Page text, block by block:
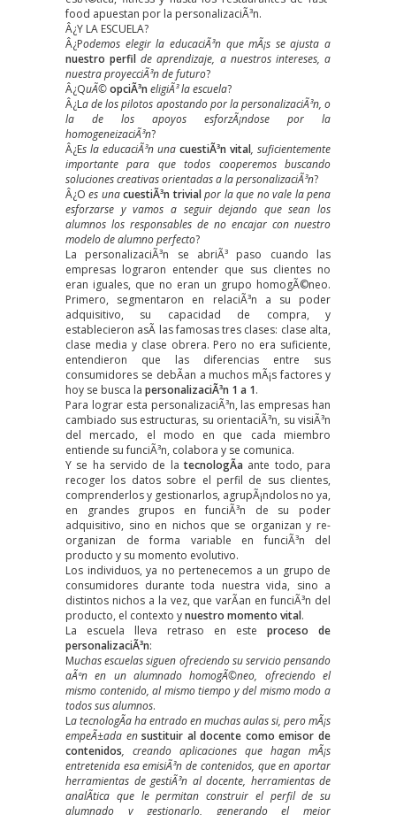
food apuestan por la personalizaciÃ³n.
Â¿Y LA ESCUELA?
Â¿Podemos elegir la educaciÃ³n que mÃ¡s se ajusta a
nuestro perfil de aprendizaje, a nuestros intereses, a
nuestra proyecciÃ³n de futuro?
Â¿QuÃ©opciÃ³n eligiÃ³ la escuela?
Â¿La de los pilotos apostando por la personalizaciÃ³n, o
la de los apoyos esforzÃ¡ndose por la
homogeneizaciÃ³n?
Â¿Es la educaciÃ³n una cuestiÃ³n vital, suficientemente
importante para que todos cooperemos buscando
soluciones creativas orientadas a la personalizaciÃ³n?
Â¿Oes unacuestiÃ³n trivialpor la que no vale la pena
esforzarse y vamos a seguir dejando que sean los
alumnos los responsables de no encajar con nuestro
modelo de alumno perfecto?
La personalizaciÃ³n se abriÃ³ paso cuando las
empresas lograron entender que sus clientes no
eran iguales, que no eran un grupo homogÃ©neo.
Primero, segmentaron en relaciÃ³n a su poder
adquisitivo, su capacidad de compra, y
establecieron asÃ­ las famosas tres clases: clase alta,
clase media y clase obrera. Pero no era suficiente,
entendieron que las diferencias entre sus
consumidores se debÃ­an a muchos mÃ¡s factores y
hoy se busca la personalizaciÃ³n 1 a 1.
Para lograr esta personalizaciÃ³n, las empresas han
cambiado sus estructuras, su orientaciÃ³n, su visiÃ³n
del mercado, el modo en que cada miembro
entiende su funciÃ³n, colabora y se comunica.
Y se ha servido de la tecnologÃ­a ante todo, para
recoger los datos sobre el perfil de sus clientes,
comprenderlos y gestionarlos, agrupÃ¡ndolos no ya,
en grandes grupos en funciÃ³n de su poder
adquisitivo, sino en nichos que se organizan y re-
organizan de forma variable en funciÃ³n del
producto y su momento evolutivo.
Los individuos, ya no pertenecemos a un grupo de
consumidores durante toda nuestra vida, sino a
distintos nichos a la vez, que varÃ­an en funciÃ³n del
producto, el contexto ynuestro momento vital.
La escuela lleva retraso en este proceso de
personalizaciÃ³n:
Muchas escuelas siguen ofreciendo su servicio pensando
aÃºn en un alumnado homogÃ©neo, ofreciendo el
mismo contenido, al mismo tiempo y del mismo modo a
todos sus alumnos.
La tecnologÃ­a ha entrado en muchas aulas si, pero mÃ¡s
empeÃ±ada ensustituir al docente como emisor de
contenidos, creando aplicaciones que hagan mÃ¡s
entretenida esa emisiÃ³n de contenidos, que en aportar
herramientas de gestiÃ³n al docente, herramientas de
analÃ­tica que le permitan construir el perfil de su
alumnado y gestionarlo, generando el mejor